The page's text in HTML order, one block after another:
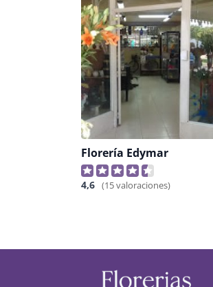
Florería Edymar
4,6 (15 valoraciones)